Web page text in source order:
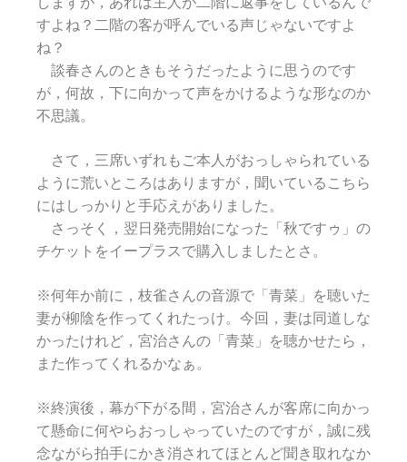
すよね？二階の客が呼んでいる声じゃないですよ
ね？
談春さんのときもそうだったように思うのです
が，何故，下に向かって声をかけるような形なのか
不思議。
さて，三席いずれもご本人がおっしゃられている
ように荒いところはありますが，聞いているこちら
にはしっかりと手応えがありました。
さっそく，翌日発売開始になった「秋ですゥ」の
チケットをイープラスで購入しましたとさ。
※何年か前に，枝雀さんの音源で「青菜」を聴いた
妻が柳陰を作ってくれたっけ。今回，妻は同道しな
かったけれど，宮治さんの「青菜」を聴かせたら，
また作ってくれるかなぁ。
※終演後，幕が下がる間，宮治さんが客席に向かっ
て懸命に何やらおっしゃっていたのですが，誠に残
念ながら拍手にかき消されてほとんど聞き取れなか